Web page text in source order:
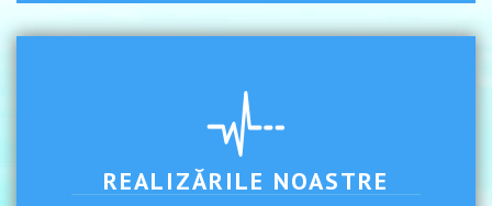
REALIZĂRILE NOASTRE